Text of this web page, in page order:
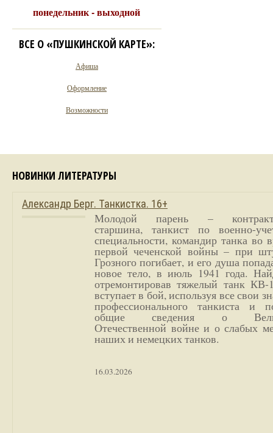
понедельник - выходной
ВСЕ О «ПУШКИНСКОЙ КАРТЕ»:
Афиша
Оформление
Возможности
НОВИНКИ ЛИТЕРАТУРЫ
Александр Берг. Танкистка. 16+
Молодой парень –
старшина, танкист по военно-
специальности, командир танка во
первой чеченской войны – при
Грозного погибает, и его душа
новое тело, в июль 1941 года.
отремонтировав тяжелый танк
вступает в бой, используя все свои
профессионального танкиста и
общие сведения о
Отечественной войне и о слабых
наших и немецких танков.
16.03.2026